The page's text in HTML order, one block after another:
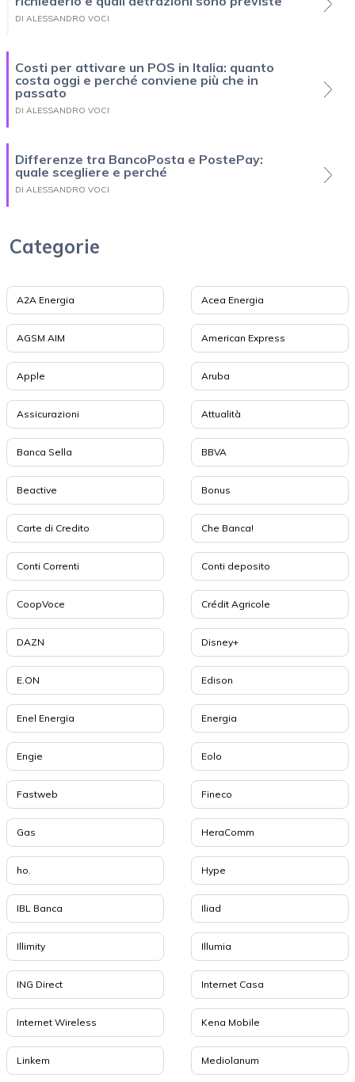
DI ALESSANDRO VOCI
Costi per attivare un POS in Italia: quanto
costa oggi e perché conviene più che in
passato
DI ALESSANDRO VOCI
Differenze tra BancoPosta e PostePay:
quale scegliere e perché
DI ALESSANDRO VOCI
Categorie
A2A Energia Acea Energia
AGSM AIM American Express
Apple Aruba
Assicurazioni Attualità
Banca Sella BBVA
Beactive Bonus
Carte di Credito Che Banca!
Conti Correnti Conti deposito
CoopVoce Crédit Agricole
DAZN Disney+
E.ON Edison
Enel Energia Energia
Engie Eolo
Fastweb Fineco
Gas HeraComm
ho. Hype
IBL Banca Iliad
Illimity Illumia
ING Direct Internet Casa
Internet Wireless Kena Mobile
Linkem Mediolanum